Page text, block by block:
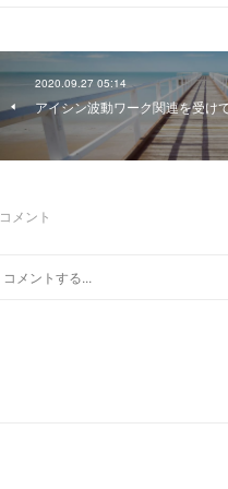
2020.09.27 05:14
アイシン波動ワーク関連を受け
コメント